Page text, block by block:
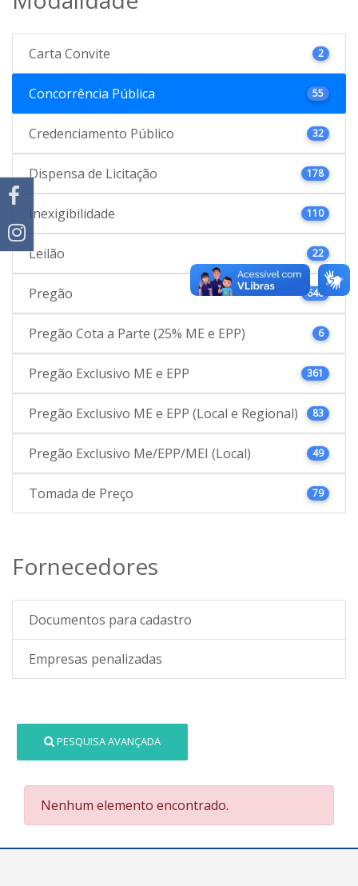
Carta Convite 2
Concorrência Pública 55
Credenciamento Público 32
Dispensa de Licitação 178
Inexigibilidade 110
Leilão 22
Pregão 646
Pregão Cota a Parte (25% ME e EPP) 6
Pregão Exclusivo ME e EPP 361
Pregão Exclusivo ME e EPP (Local e Regional) 83
Pregão Exclusivo Me/EPP/MEI (Local) 49
Tomada de Preço 79
Fornecedores
Documentos para cadastro
Empresas penalizadas
PESQUISA AVANÇADA
Nenhum elemento encontrado.